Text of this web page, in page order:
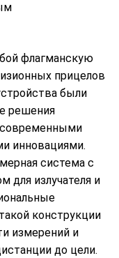
флагманскую
прицелов
были
решения
инновациями.
система с
для излучателя и
конструкции
измерений и
до цели.